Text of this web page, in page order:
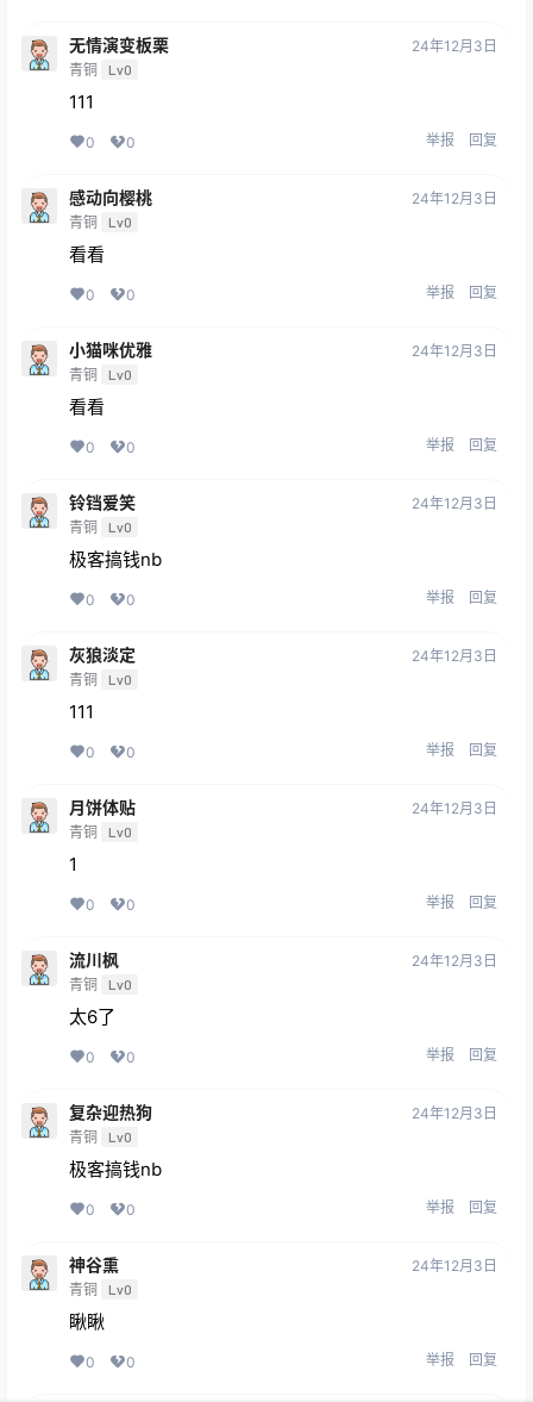
无情演变板栗
青铜 Lv0
24年12月3日
111
0 0 举报 回复
感动向樱桃
青铜 Lv0
24年12月3日
看看
0 0 举报 回复
小猫咪优雅
青铜 Lv0
24年12月3日
看看
0 0 举报 回复
铃铛爱笑
青铜 Lv0
24年12月3日
极客搞钱nb
0 0 举报 回复
灰狼淡定
青铜 Lv0
24年12月3日
111
0 0 举报 回复
月饼体贴
青铜 Lv0
24年12月3日
1
0 0 举报 回复
流川枫
青铜 Lv0
24年12月3日
太6了
0 0 举报 回复
复杂迎热狗
青铜 Lv0
24年12月3日
极客搞钱nb
0 0 举报 回复
神谷熏
青铜 Lv0
24年12月3日
瞅瞅
0 0 举报 回复